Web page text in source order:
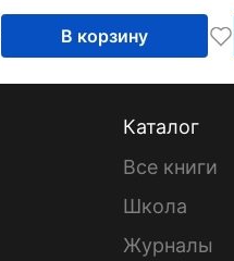
В корзину
Каталог
Все книги
Школа
Журналы